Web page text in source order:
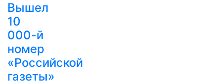
Вышел
10
000-й
номер
«Российской
газеты»